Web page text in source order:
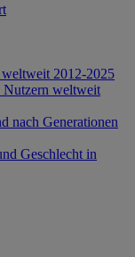
2012-2025
Nutzern weltweit
nach Generationen
Geschlecht in